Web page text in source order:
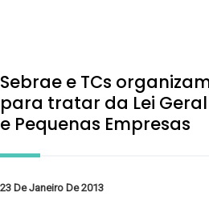
Sebrae e TCs
para tratar da Lei
e Pequenas Empresas
23 De Janeiro De 2013